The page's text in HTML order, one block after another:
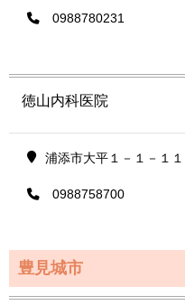
0988780231
徳山内科医院
浦添市大平１－１－１１
0988758700
豊見城市